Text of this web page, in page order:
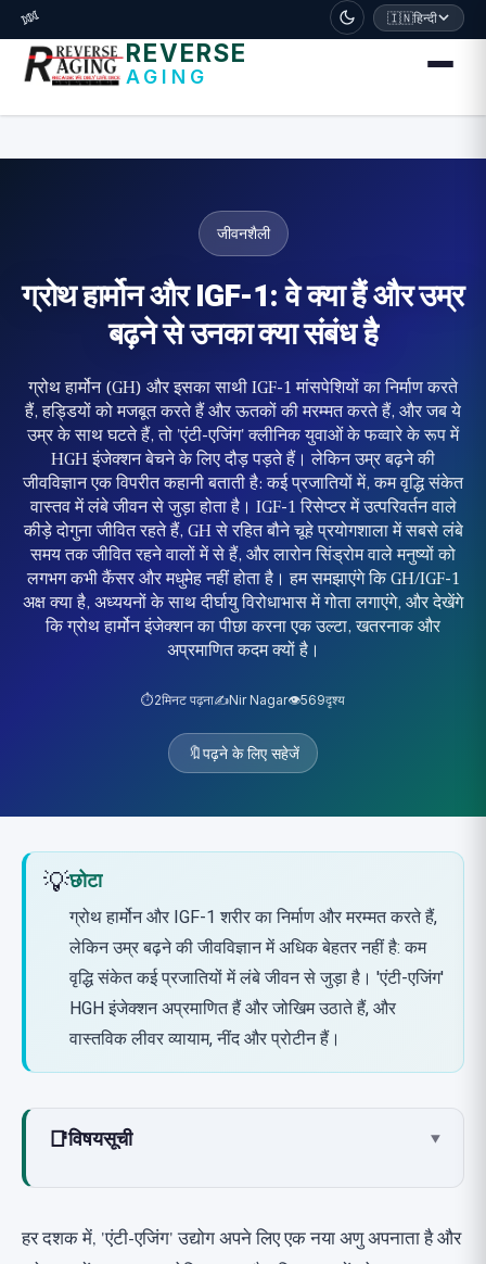
דלג לתוכן הראשי
🧬 🇮🇳हिन्दी
REVERSE
AGING
जीवनशैली
ग्रोथ हार्मोन और IGF-1: वे क्या हैं और उम्र
बढ़ने से उनका क्या संबंध है
ग्रोथ हार्मोन (GH) और इसका साथी IGF-1 मांसपेशियों का निर्माण करते
हैं, हड्डियों को मजबूत करते हैं और ऊतकों की मरम्मत करते हैं, और जब ये
उम्र के साथ घटते हैं, तो 'एंटी-एजिंग' क्लीनिक युवाओं के फव्वारे के रूप में
HGH इंजेक्शन बेचने के लिए दौड़ पड़ते हैं। लेकिन उम्र बढ़ने की
जीवविज्ञान एक विपरीत कहानी बताती है: कई प्रजातियों में, कम वृद्धि संकेत
वास्तव में लंबे जीवन से जुड़ा होता है। IGF-1 रिसेप्टर में उत्परिवर्तन वाले
कीड़े दोगुना जीवित रहते हैं, GH से रहित बौने चूहे प्रयोगशाला में सबसे लंबे
समय तक जीवित रहने वालों में से हैं, और लारोन सिंड्रोम वाले मनुष्यों को
लगभग कभी कैंसर और मधुमेह नहीं होता है। हम समझाएंगे कि GH/IGF-1
अक्ष क्या है, अध्ययनों के साथ दीर्घायु विरोधाभास में गोता लगाएंगे, और देखेंगे
कि ग्रोथ हार्मोन इंजेक्शन का पीछा करना एक उल्टा, खतरनाक और
अप्रमाणित कदम क्यों है।
⏱️2मिनट पढ़ना✍️Nir Nagar👁️569दृश्य
🔖पढ़ने के लिए सहेजें
💡छोटा
ग्रोथ हार्मोन और IGF-1 शरीर का निर्माण और मरम्मत करते हैं,
लेकिन उम्र बढ़ने की जीवविज्ञान में अधिक बेहतर नहीं है: कम
वृद्धि संकेत कई प्रजातियों में लंबे जीवन से जुड़ा है। 'एंटी-एजिंग'
HGH इंजेक्शन अप्रमाणित हैं और जोखिम उठाते हैं, और
वास्तविक लीवर व्यायाम, नींद और प्रोटीन हैं।
📑विषयसूची ▾
उम्र के साथ गिरावट: सोमाटोपॉज़
हर दशक में, 'एंटी-एजिंग' उद्योग अपने लिए एक नया अणु अपनाता है और